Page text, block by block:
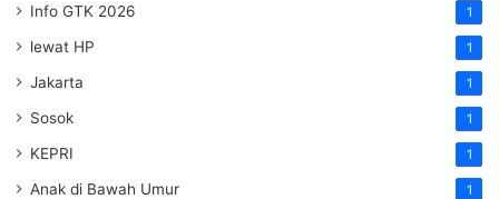
Info GTK 2026 1
lewat HP 1
Jakarta 1
Sosok 1
KEPRI 1
Anak di Bawah Umur 1